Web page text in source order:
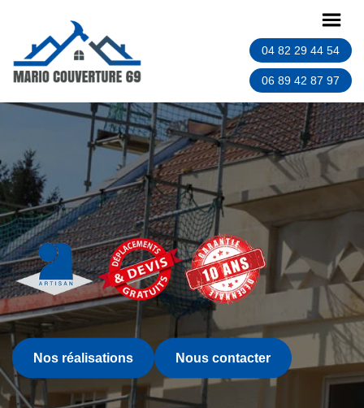
04 82 29 44 54
06 89 42 87 97
Nos réalisations Nous contacter